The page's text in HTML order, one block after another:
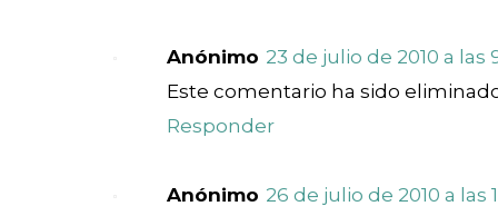
Anónimo 23 de julio de 2010 a las
Este comentario ha sido
Responder
Anónimo 26 de julio de 2010 a las